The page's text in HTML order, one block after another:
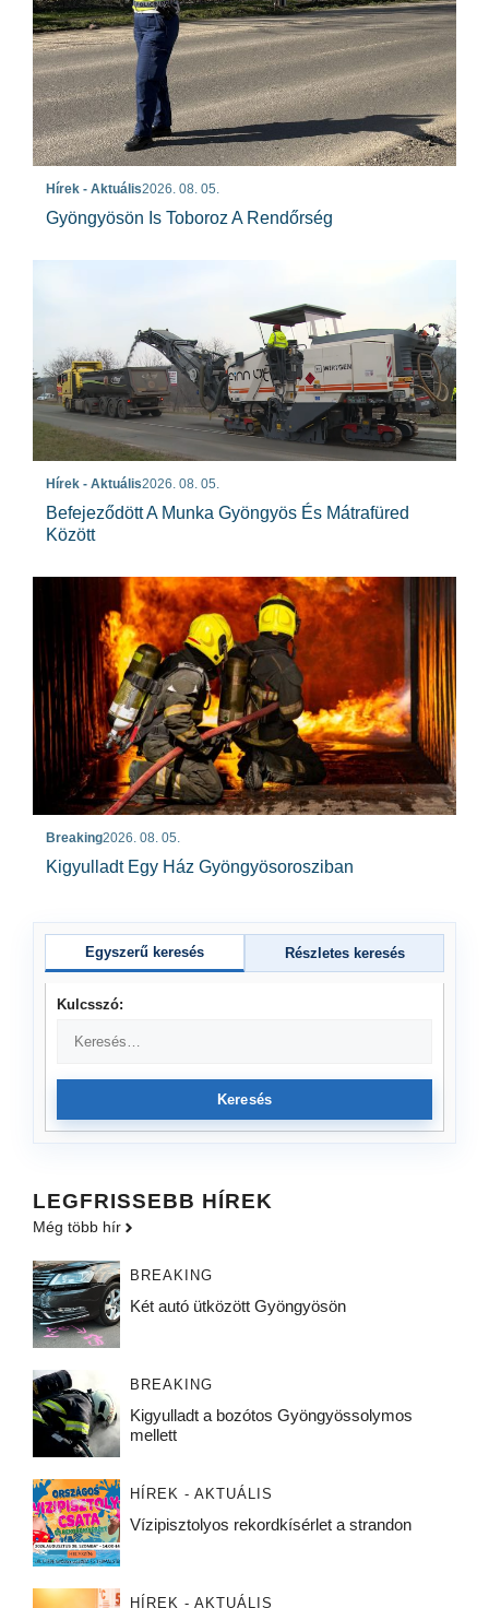
Hírek - Aktuális2026. 08. 05.
Gyöngyösön Is Toboroz A Rendőrség
Hírek - Aktuális2026. 08. 05.
Befejeződött A Munka Gyöngyös És Mátrafüred
Között
Breaking2026. 08. 05.
Kigyulladt Egy Ház Gyöngyösorosziban
Egyszerű keresés Részletes keresés
Kulcsszó:
Keresés
LEGFRISSEBB HÍREK
Még több hír
BREAKING
Két autó ütközött Gyöngyösön
BREAKING
Kigyulladt a bozótos Gyöngyössolymos
mellett
HÍREK - AKTUÁLIS
Vízipisztolyos rekordkísérlet a strandon
HÍREK - AKTUÁLIS